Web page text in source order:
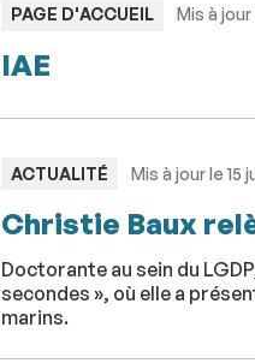
TYPE
PAGE D'ACCUEIL Mis à jour
IAE
TYPE
ACTUALITÉ Mis à jour le 15
Christie Baux
Doctorante au sein du
secondes », où elle a
marins.